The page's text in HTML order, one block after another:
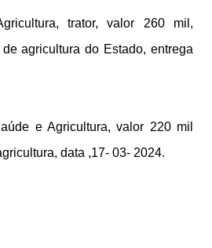
trator, valor 260 mil,
agricultura do Estado, entrega
e Agricultura, valor 220 mil
data ,17- 03- 2024.